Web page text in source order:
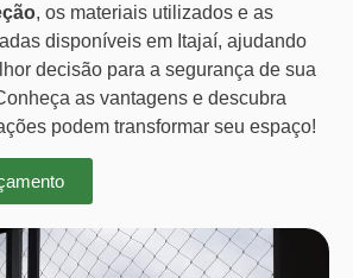
, os materiais utilizados e as
disponíveis em Itajaí, ajudando
decisão para a segurança de sua
as vantagens e descubra
podem transformar seu espaço!